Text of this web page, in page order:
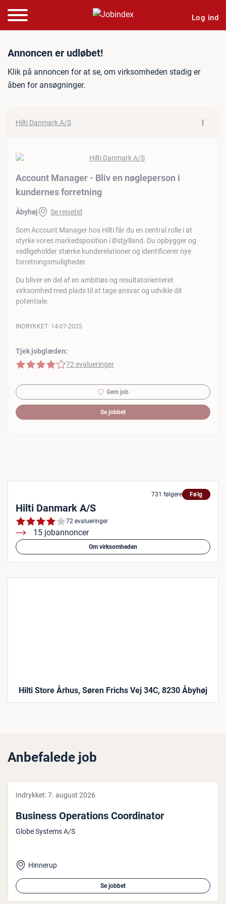
Log ind
Jobannonce: Account
Annoncen er udløbet!
Klik på annoncen for at se, om virksomheden stadig er
åben for ansøgninger.
Hilti Danmark A/S
Account Manager - Bliv en nøgleperson i
kundernes forretning
Åbyhøj Se rejsetid
Som Account Manager hos Hilti får du en central rolle i at
styrke vores markedsposition i Østjylland. Du opbygger og
vedligeholder stærke kunderelationer og identificerer nye
forretningsmuligheder.
Du bliver en del af en ambitiøs og resultatorienteret
virksomhed med plads til at tage ansvar og udvikle dit
potentiale.
Tjek jobglæden:
4 af 5 stjerner
72 evalueringer
INDRYKKET: 14-07-2025
Gem job
Se jobbet
731 følgere Følg
Hilti Danmark A/S
72 evalueringer
15 jobannoncer
Om virksomheden
Hilti Store Århus, Søren Frichs Vej 34C, 8230 Åbyhøj
Anbefalede job
Indrykket:7. august 2026
Business Ope­ra­tions Co­or­di­na­tor
Globe Systems A/S
Hinnerup
Se jobbet